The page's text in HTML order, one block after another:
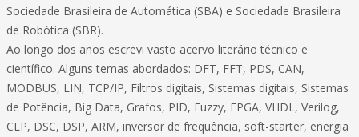
Sociedade Brasileira de Automática (SBA) e Sociedade Brasileira
de Robótica (SBR).
Ao longo dos anos escrevi vasto acervo literário técnico e
científico. Alguns temas abordados: DFT, FFT, PDS, CAN,
MODBUS, LIN, TCP/IP, Filtros digitais, Sistemas digitais, Sistemas
de Potência, Big Data, Grafos, PID, Fuzzy, FPGA, VHDL, Verilog,
CLP, DSC, DSP, ARM, inversor de frequência, soft-starter, energia